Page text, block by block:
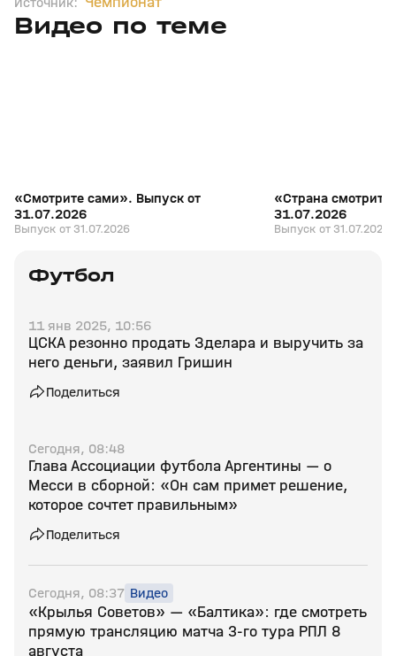
Видео по теме
31 июл, 17:10
«Смотрите сами». Выпуск от
31.07.2026
Выпуск от 31.07.2026
«Страна смотрит
31.07.2026
Выпуск от 31.07.2026
Футбол
11 янв 2025, 10:56
ЦСКА резонно продать Зделара и выручить за
него деньги, заявил Гришин
Поделиться
Сегодня, 08:48
Глава Ассоциации футбола Аргентины — о
Месси в сборной: «Он сам примет решение,
которое сочтет правильным»
Поделиться
Сегодня, 08:37 Видео
«Крылья Советов» — «Балтика»: где смотреть
прямую трансляцию матча 3‑го тура РПЛ 8
августа